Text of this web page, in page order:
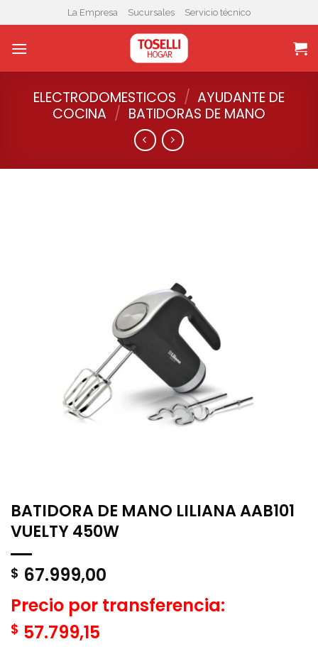
to
content
La Empresa Sucursales Servicio técnico
ELECTRODOMESTICOS / AYUDANTE DE
COCINA / BATIDORAS DE MANO
BATIDORA DE MANO LILIANA AAB101
VUELTY 450W
$ 67.999,00
Precio por transferencia:
$ 57.799,15